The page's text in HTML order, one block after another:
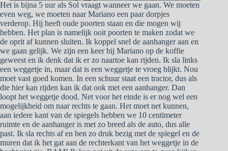
Het is bijna 5 uur als Sol vraagt wanneer we gaan. We moeten
even weg, we moeten naar Mariano een paar dorpjes
verderop. Hij heeft oude poorten staan en die mogen wij
hebben. Het plan is namelijk ooit poorten te maken zodat we
de oprit af kunnen sluiten. Ik koppel snel de aanhanger aan en
we gaan gelijk. We zijn een keer bij Mariano op de koffie
geweest en ik denk dat ik er zo naartoe kan rijden. Ik sla links
een weggetje in, maar dat is een weggetje te vroeg blijkt. Nou
moet vast goed komen. In een schuur staat een tractor, dus als
die hier kan rijden kan ik dat ook met een aanhanger. Dan
loopt het weggetje dood. Net voor het einde is er nog wel een
mogelijkheid om naar rechts te gaan. Het moet net kunnen,
aan iedere kant van de spiegels hebben we 10 centimeter
ruimte en de aanhanger is met zo breed als de auto, dus alle
past. Ik sla rechts af en ben zo druk bezig met de spiegel en de
muren dat ik het gat aan de rechterkant van het weggetje in de